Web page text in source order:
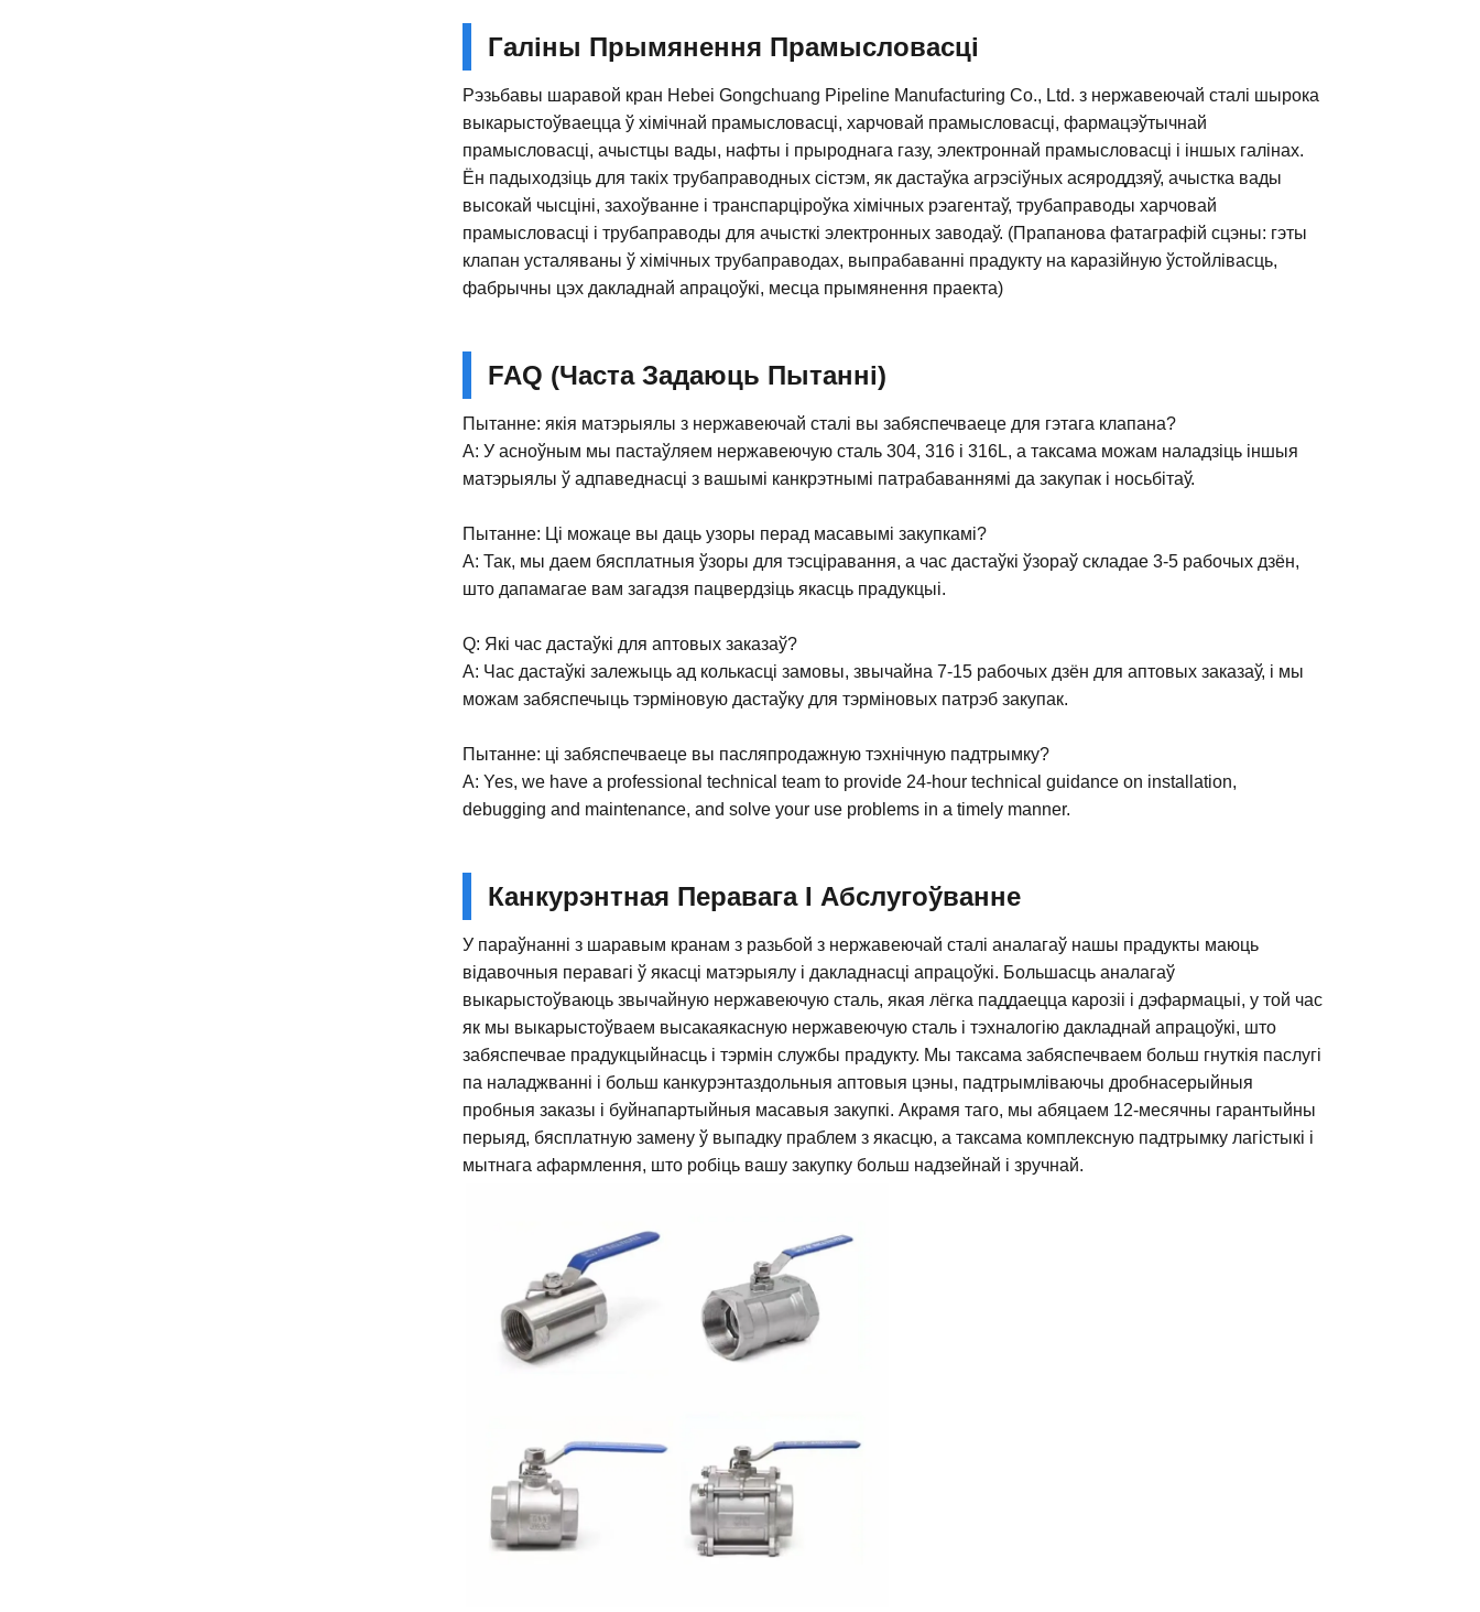
Галіны Прымянення Прамысловасці
Рэзьбавы шаравой кран Hebei Gongchuang Pipeline Manufacturing Co., Ltd. з нержавеючай сталі шырока
выкарыстоўваецца ў хімічнай прамысловасці, харчовай прамысловасці, фармацэўтычнай
прамысловасці, ачыстцы вады, нафты і прыроднага газу, электроннай прамысловасці і іншых галінах.
Ён падыходзіць для такіх трубаправодных сістэм, як дастаўка агрэсіўных асяроддзяў, ачыстка вады
высокай чысціні, захоўванне і транспарціроўка хімічных рэагентаў, трубаправоды харчовай
прамысловасці і трубаправоды для ачысткі электронных заводаў. (Прапанова фатаграфій сцэны: гэты
клапан усталяваны ў хімічных трубаправодах, выпрабаванні прадукту на каразійную ўстойлівасць,
фабрычны цэх дакладнай апрацоўкі, месца прымянення праекта)
FAQ (часта Задаюць Пытанні)
Пытанне: якія матэрыялы з нержавеючай сталі вы забяспечваеце для гэтага клапана?
A: У асноўным мы пастаўляем нержавеючую сталь 304, 316 і 316L, а таксама можам наладзіць іншыя
матэрыялы ў адпаведнасці з вашымі канкрэтнымі патрабаваннямі да закупак і носьбітаў.
Пытанне: Ці можаце вы даць узоры перад масавымі закупкамі?
A: Так, мы даем бясплатныя ўзоры для тэсціравання, а час дастаўкі ўзораў складае 3-5 рабочых дзён,
што дапамагае вам загадзя пацвердзіць якасць прадукцыі.
Q: Які час дастаўкі для аптовых заказаў?
A: Час дастаўкі залежыць ад колькасці замовы, звычайна 7-15 рабочых дзён для аптовых заказаў, і мы
можам забяспечыць тэрміновую дастаўку для тэрміновых патрэб закупак.
Пытанне: ці забяспечваеце вы пасляпродажную тэхнічную падтрымку?
A: Yes, we have a professional technical team to provide 24-hour technical guidance on installation,
debugging and maintenance, and solve your use problems in a timely manner.
Канкурэнтная Перавага І Абслугоўванне
У параўнанні з шаравым кранам з разьбой з нержавеючай сталі аналагаў нашы прадукты маюць
відавочныя перавагі ў якасці матэрыялу і дакладнасці апрацоўкі. Большасць аналагаў
выкарыстоўваюць звычайную нержавеючую сталь, якая лёгка паддаецца карозіі і дэфармацыі, у той час
як мы выкарыстоўваем высакаякасную нержавеючую сталь і тэхналогію дакладнай апрацоўкі, што
забяспечвае прадукцыйнасць і тэрмін службы прадукту. Мы таксама забяспечваем больш гнуткія паслугі
па наладжванні і больш канкурэнтаздольныя аптовыя цэны, падтрымліваючы дробнасерыйныя
пробныя заказы і буйнапартыйныя масавыя закупкі. Акрамя таго, мы абяцаем 12-месячны гарантыйны
перыяд, бясплатную замену ў выпадку праблем з якасцю, а таксама комплексную падтрымку лагістыкі і
мытнага афармлення, што робіць вашу закупку больш надзейнай і зручнай.